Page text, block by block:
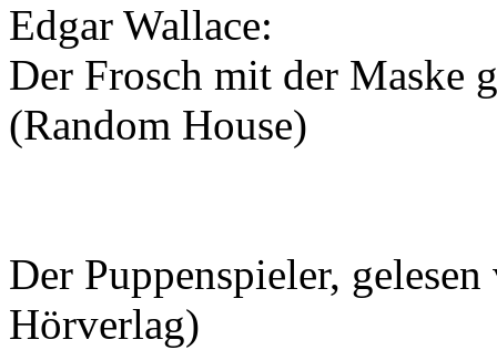
Edgar Wallace:
Der Frosch mit der Maske
(Random House)
Der Puppenspieler,
Hörverlag)